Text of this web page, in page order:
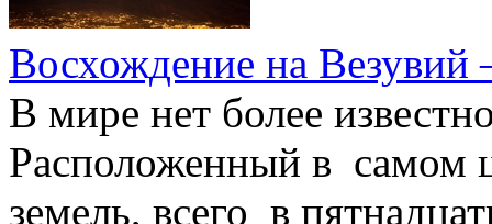
Восхождение на Везувий
В мире нет более
Расположенный в самом
земель, всего в